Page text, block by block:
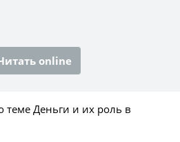
online
теме Деньги и их роль в